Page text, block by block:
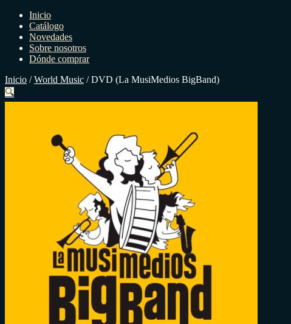
Inicio
Catálogo
Novedades
Sobre nosotros
Dónde comprar
Inicio /World Music /DVD (La MusiMedios BigBand)
🔍